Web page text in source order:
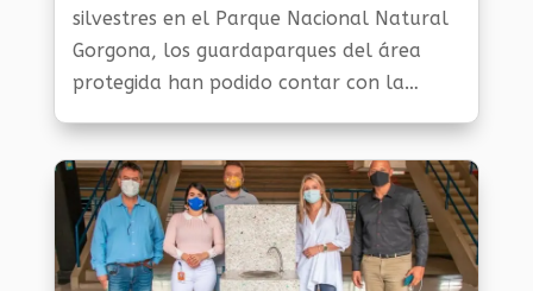
silvestres en el Parque Nacional Natural
Gorgona, los guardaparques del área
protegida han podido contar con la
Colombia, resaltando la...